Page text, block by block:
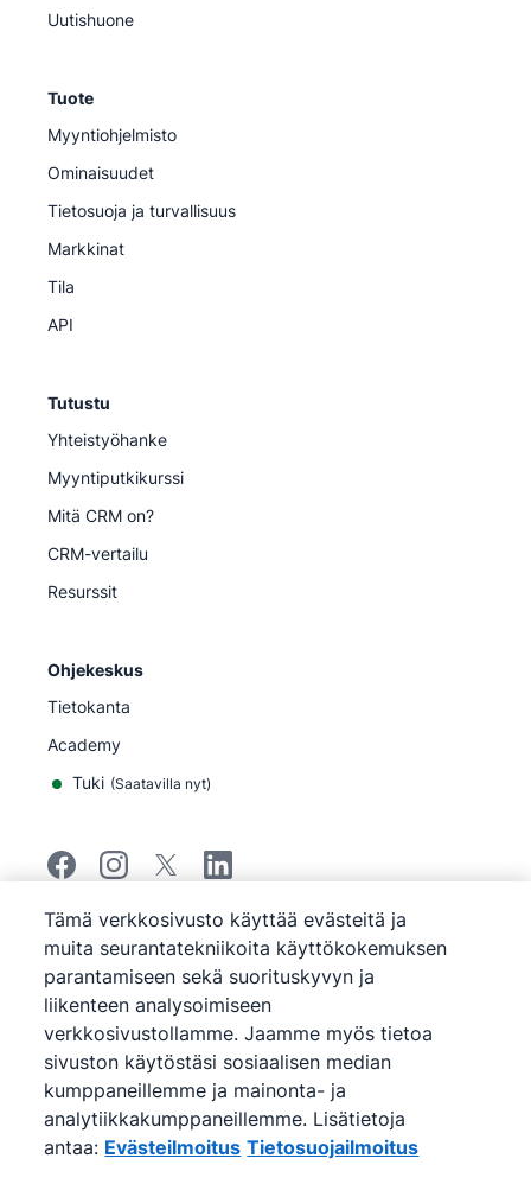
Uutishuone
Tuote
Myyntiohjelmisto
Ominaisuudet
Tietosuoja ja turvallisuus
Markkinat
Tila
API
Tutustu
Yhteistyöhanke
Myyntiputkikurssi
Mitä CRM on?
CRM-vertailu
Resurssit
Ohjekeskus
Tietokanta
Academy
Tuki (Saatavilla nyt)
©2026Pipedrive
Pipedrive
Käyttöehdot
Pipedrive
Tietosuojailmoitus
Sivukartta
Evästeilmoitus
Evästeasetukset
Pipedrive on verkkopohjainen myynti- ja CRM-
ohjelmisto.
Tämä verkkosivusto käyttää evästeitä ja
muita seurantatekniikoita käyttökokemuksen
parantamiseen sekä suorituskyvyn ja
liikenteen analysoimiseen
verkkosivustollamme. Jaamme myös tietoa
sivuston käytöstäsi sosiaalisen median
kumppaneillemme ja mainonta- ja
analytiikkakumppaneillemme. Lisätietoja
antaa: Evästeilmoitus Tietosuojailmoitus